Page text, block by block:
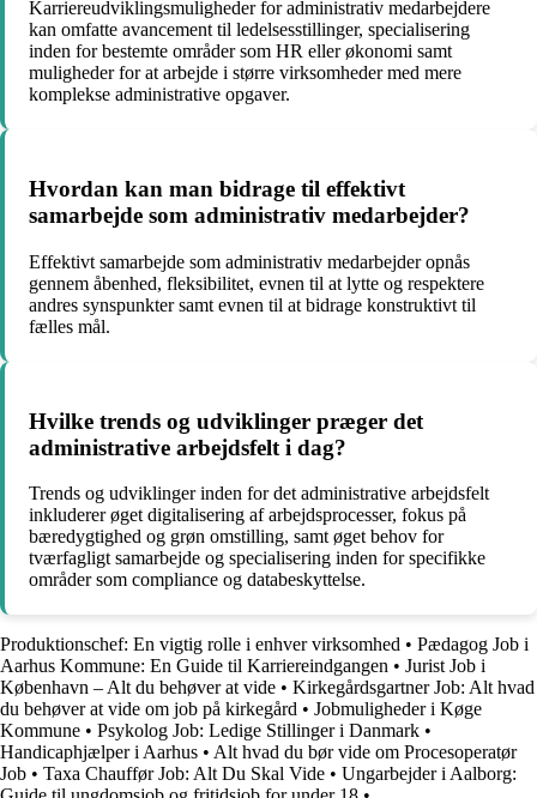
Karriereudviklingsmuligheder for administrativ medarbejdere
kan omfatte avancement til ledelsesstillinger, specialisering
inden for bestemte områder som HR eller økonomi samt
muligheder for at arbejde i større virksomheder med mere
komplekse administrative opgaver.
Hvordan kan man bidrage til effektivt
samarbejde som administrativ medarbejder?
Effektivt samarbejde som administrativ medarbejder opnås
gennem åbenhed, fleksibilitet, evnen til at lytte og respektere
andres synspunkter samt evnen til at bidrage konstruktivt til
fælles mål.
Hvilke trends og udviklinger præger det
administrative arbejdsfelt i dag?
Trends og udviklinger inden for det administrative arbejdsfelt
inkluderer øget digitalisering af arbejdsprocesser, fokus på
bæredygtighed og grøn omstilling, samt øget behov for
tværfagligt samarbejde og specialisering inden for specifikke
områder som compliance og databeskyttelse.
Produktionschef: En vigtig rolle i enhver virksomhed • Pædagog Job i
Aarhus Kommune: En Guide til Karriereindgangen • Jurist Job i
København – Alt du behøver at vide • Kirkegårdsgartner Job: Alt hvad
du behøver at vide om job på kirkegård • Jobmuligheder i Køge
Kommune • Psykolog Job: Ledige Stillinger i Danmark •
Handicaphjælper i Aarhus • Alt hvad du bør vide om Procesoperatør
Job • Taxa Chauffør Job: Alt Du Skal Vide • Ungarbejder i Aalborg: